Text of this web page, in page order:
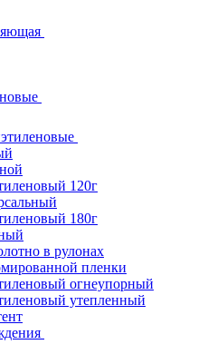
120г
180г
в рулонах
пленки
огнеупорный
утепленный